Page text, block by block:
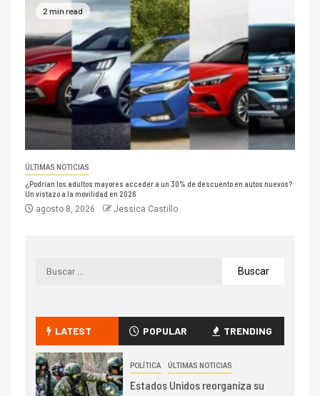
2 min read
ÚLTIMAS NOTICIAS
¿Podrían los adultos mayores acceder a un 30% de descuento en autos nuevos?
Un vistazo a la movilidad en 2026
agosto 8, 2026 Jessica Castillo
LATEST POPULAR TRENDING
POLÍTICA ÚLTIMAS NOTICIAS
Estados Unidos reorganiza su